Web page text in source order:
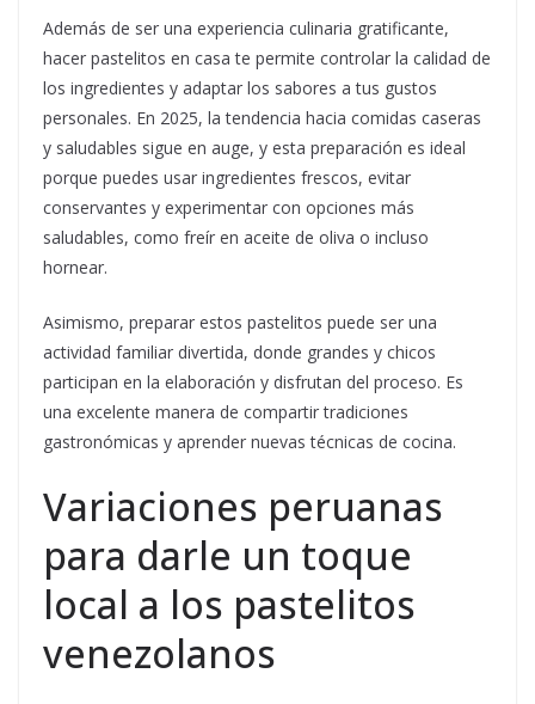
Además de ser una experiencia culinaria gratificante,
hacer pastelitos en casa te permite controlar la calidad de
los ingredientes y adaptar los sabores a tus gustos
personales. En 2025, la tendencia hacia comidas caseras
y saludables sigue en auge, y esta preparación es ideal
porque puedes usar ingredientes frescos, evitar
conservantes y experimentar con opciones más
saludables, como freír en aceite de oliva o incluso
hornear.
Asimismo, preparar estos pastelitos puede ser una
actividad familiar divertida, donde grandes y chicos
participan en la elaboración y disfrutan del proceso. Es
una excelente manera de compartir tradiciones
gastronómicas y aprender nuevas técnicas de cocina.
Variaciones peruanas
para darle un toque
local a los pastelitos
venezolanos